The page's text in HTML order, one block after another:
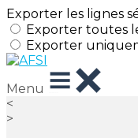
Exporter les lignes
Exporter toutes
Exporter
Menu
<
>